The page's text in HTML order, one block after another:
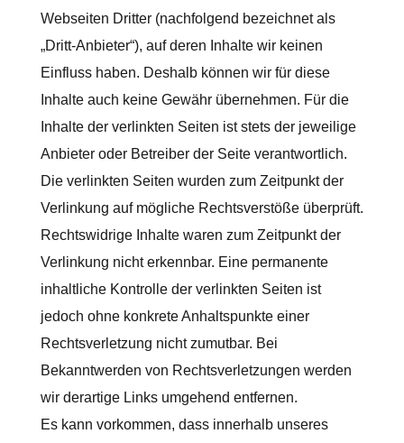
Webseiten Dritter (nachfolgend bezeichnet als
„Dritt-Anbieter“), auf deren Inhalte wir keinen
Einfluss haben. Deshalb können wir für diese
Inhalte auch keine Gewähr übernehmen. Für die
Inhalte der verlinkten Seiten ist stets der jeweilige
Anbieter oder Betreiber der Seite verantwortlich.
Die verlinkten Seiten wurden zum Zeitpunkt der
Verlinkung auf mögliche Rechtsverstöße überprüft.
Rechtswidrige Inhalte waren zum Zeitpunkt der
Verlinkung nicht erkennbar. Eine permanente
inhaltliche Kontrolle der verlinkten Seiten ist
jedoch ohne konkrete Anhaltspunkte einer
Rechtsverletzung nicht zumutbar. Bei
Bekanntwerden von Rechtsverletzungen werden
wir derartige Links umgehend entfernen.
Es kann vorkommen, dass innerhalb unseres